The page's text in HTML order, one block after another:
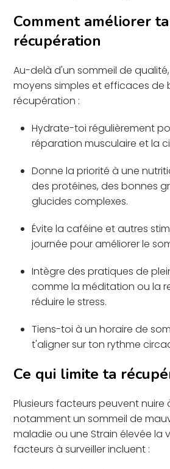
Comment améliorer ta
récupération
Au-delà d'un sommeil de
moyens simples et efficaces de
récupération :
Hydrate-toi régulièrement
réparation musculaire et la
Donne la priorité à une
des protéines, des bonnes
glucides complexes.
Évite la caféine et autres
journée pour améliorer le
Intègre des pratiques de
comme la méditation ou la
réduire le stress.
Tiens-toi à un horaire de
t'aligner sur ton rythme
Ce qui limite ta
Plusieurs facteurs peuvent
notamment un sommeil de
maladie ou une Strain élevée la
facteurs à surveiller incluent :